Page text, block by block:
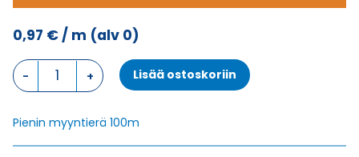
0,97 €/ m (alv 0)
Johdin
MULTINORM
VIOLETTI
1X1,5
Lisää ostoskoriin
Pienin myyntierä 100m